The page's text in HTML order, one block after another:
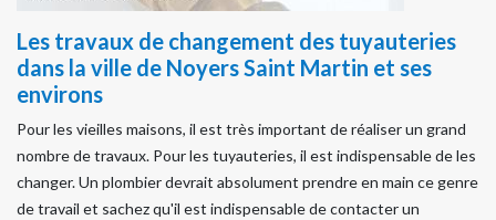
Les travaux de changement des tuyauteries
dans la ville de Noyers Saint Martin et ses
environs
Pour les vieilles maisons, il est très important de réaliser un grand
nombre de travaux. Pour les tuyauteries, il est indispensable de les
changer. Un plombier devrait absolument prendre en main ce genre
de travail et sachez qu'il est indispensable de contacter un